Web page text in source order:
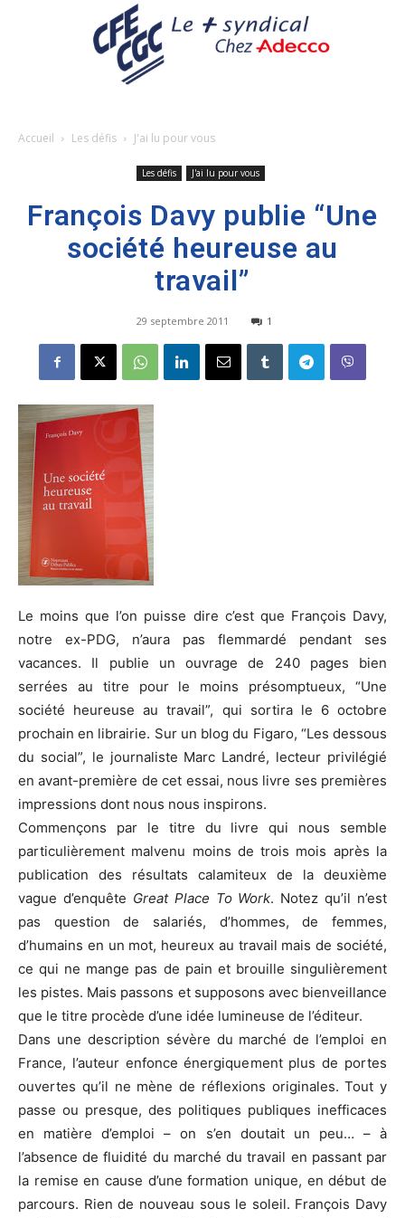
Accueil Les défis J'ai lu pour vous
Les défis J'ai lu pour vous
François Davy publie “Une
société heureuse au
travail”
29 septembre 2011 1
Le moins que l’on puisse dire c’est que François Davy,
notre ex-PDG, n’aura pas flemmardé pendant ses
vacances. Il publie un ouvrage de 240 pages bien
serrées au titre pour le moins présomptueux, “Une
société heureuse au travail”, qui sortira le 6 octobre
prochain en librairie. Sur un blog du Figaro, “Les dessous
du social”, le journaliste Marc Landré, lecteur privilégié
en avant-première de cet essai, nous livre ses premières
impressions dont nous nous inspirons.
Commençons par le titre du livre qui nous semble
particulièrement malvenu moins de trois mois après la
publication des résultats calamiteux de la deuxième
vague d’enquête Great Place To Work. Notez qu’il n’est
pas question de salariés, d’hommes, de femmes,
d’humains en un mot, heureux au travail mais de société,
ce qui ne mange pas de pain et brouille singulièrement
les pistes. Mais passons et supposons avec bienveillance
que le titre procède d’une idée lumineuse de l’éditeur.
Dans une description sévère du marché de l’emploi en
France, l’auteur enfonce énergiquement plus de portes
ouvertes qu’il ne mène de réflexions originales. Tout y
passe ou presque, des politiques publiques inefficaces
en matière d’emploi – on s’en doutait un peu… – à
l’absence de fluidité du marché du travail en passant par
la remise en cause d’une formation unique, en début de
parcours. Rien de nouveau sous le soleil. François Davy